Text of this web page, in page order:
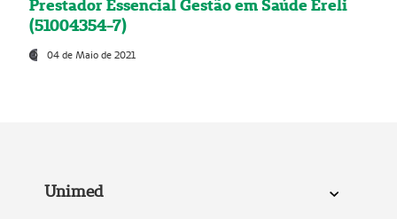
Prestador Essencial Gestão em Saúde Ereli
(51004354-7)
04 de Maio de 2021
Unimed